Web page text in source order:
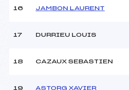
Catégorie :
16 JAMBON LAURENT
17 DURRIEU LOUIS
18 CAZAUX SEBASTIEN
19 ASTORG XAVIER